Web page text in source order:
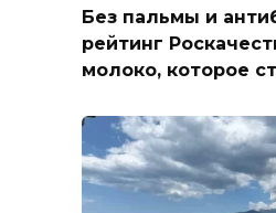
Без пальмы и
рейтинг
молоко, которое